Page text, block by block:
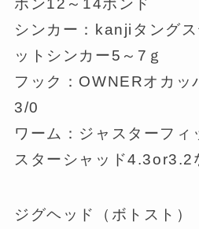
ボン12～14ポンド
シンカー：kanjiタング
ットシンカー5～7ｇ
フック：OWNERオカッ
3/0
ワーム：ジャスターフ
スターシャッド4.3or3.2
ジグヘッド（ボトスト）